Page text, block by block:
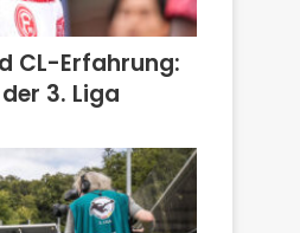
CL-Erfahrung:
3. Liga